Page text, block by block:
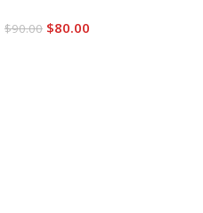
$90.00 $80.00